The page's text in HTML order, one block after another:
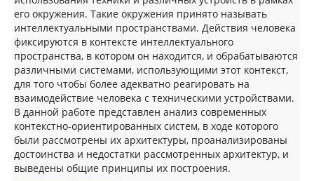
его окружения. Такие окружения принято называть
интеллектуальными пространствами. Действия человека
фиксируются в контексте интеллектуального
пространства, в котором он находится, и обрабатываются
различными системами, использующими этот контекст,
для того чтобы более адекватно реагировать на
взаимодействие человека с техническими устройствами.
В данной работе представлен анализ современных
контекстно-ориентированных систем, в ходе которого
были рассмотрены их архитектуры, проанализированы
достоинства и недостатки рассмотренных архитектур, и
выведены общие принципы их построения.